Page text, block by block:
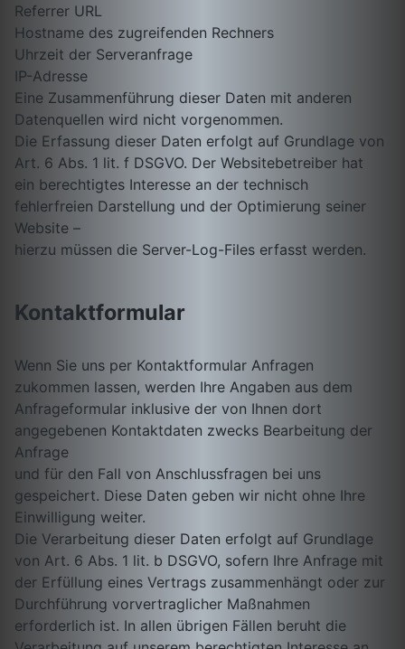
Referrer URL
Hostname des zugreifenden Rechners
Uhrzeit der Serveranfrage
IP-Adresse
Eine Zusammenführung dieser Daten mit anderen
Datenquellen wird nicht vorgenommen.
Die Erfassung dieser Daten erfolgt auf Grundlage von
Art. 6 Abs. 1 lit. f DSGVO. Der Websitebetreiber hat
ein berechtigtes Interesse an der technisch
fehlerfreien Darstellung und der Optimierung seiner
Website –
hierzu müssen die Server-Log-Files erfasst werden.
Kontaktformular
Wenn Sie uns per Kontaktformular Anfragen
zukommen lassen, werden Ihre Angaben aus dem
Anfrageformular inklusive der von Ihnen dort
angegebenen Kontaktdaten zwecks Bearbeitung der
Anfrage
und für den Fall von Anschlussfragen bei uns
gespeichert. Diese Daten geben wir nicht ohne Ihre
Einwilligung weiter.
Die Verarbeitung dieser Daten erfolgt auf Grundlage
von Art. 6 Abs. 1 lit. b DSGVO, sofern Ihre Anfrage mit
der Erfüllung eines Vertrags zusammenhängt oder zur
Durchführung vorvertraglicher Maßnahmen
erforderlich ist. In allen übrigen Fällen beruht die